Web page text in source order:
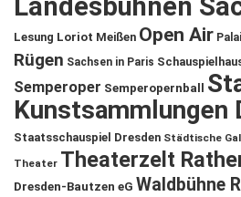
Landesbühnen
Lesung Loriot Meißen Open Air
Rügen Sachsen in Paris
Semperoper Semperopernball
Kunstsammlungen
Staatsschauspiel Dresden Städtische
Theater Theaterzelt
Dresden-Bautzen eG Waldbühne